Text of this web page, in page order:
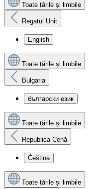
Toate țările și limbile
Regatul Unit
English
Toate țările și limbile
Bulgaria
български език
Toate țările și limbile
Republica Cehă
Čeština
Toate țările și limbile